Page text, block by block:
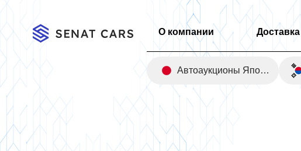
О компании Доставка
Автоаукционы Японии
Главная/Каталог Audi Q8 55 TFSI Quattro Premium 4WD